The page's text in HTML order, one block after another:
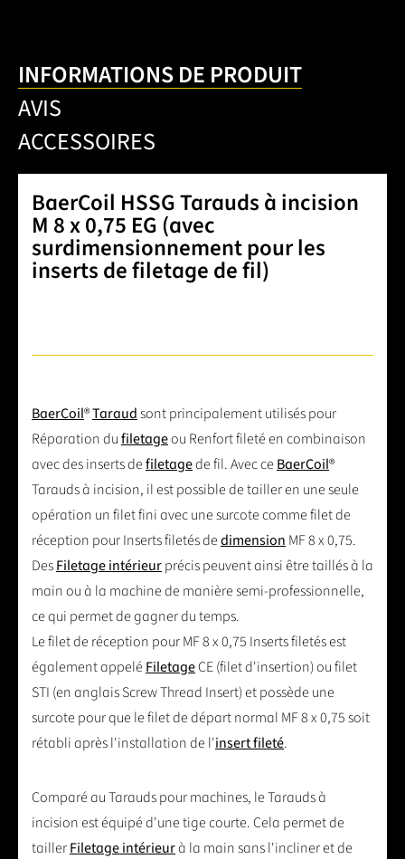
INFORMATIONS DE PRODUIT
AVIS
ACCESSOIRES
BaerCoil HSSG Tarauds à incision
M 8 x 0,75 EG (avec
surdimensionnement pour les
inserts de filetage de fil)
BaerCoil®Taraudsont principalement utilisés pour
Réparation dufiletageou Renfort fileté en combinaison
avec des inserts defiletagede fil. Avec ceBaerCoil®
Tarauds à incision, il est possible de tailler en une seule
opération un filet fini avec une surcote comme filet de
réception pour Inserts filetés dedimension MF 8 x 0,75.
DesFiletage intérieurprécis peuvent ainsi être taillés à la
main ou à la machine de manière semi-professionnelle,
ce qui permet de gagner du temps.
Le filet de réception pour MF 8 x 0,75 Inserts filetés est
également appeléFiletageCE (filet d'insertion) ou filet
STI (en anglais Screw Thread Insert) et possède une
surcote pour que le filet de départ normal MF 8 x 0,75 soit
rétabli après l'installation de l'insert fileté.
Comparé au Tarauds pour machines, le Tarauds à
incision est équipé d'une tige courte. Cela permet de
taillerFiletage intérieurà la main sans l'incliner et de